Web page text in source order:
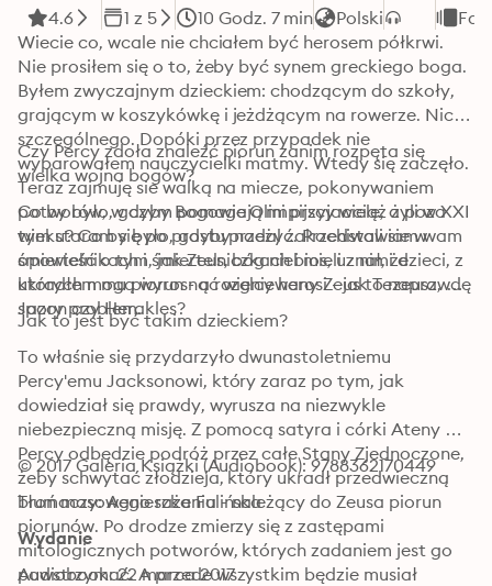
4.6 1 z 5 10 Godz. 7 min Polski
Wiecie co, wcale nie chciałem być herosem półkrwi.
Nie prosiłem się o to, żeby być synem greckiego boga.
Byłem zwyczajnym dzieckiem: chodzącym do szkoły,
grającym w koszykówkę i jeżdżącym na rowerze. Nic
szczególnego. Dopóki przez przypadek nie
wyparowałem nauczycielki matmy. Wtedy się zaczęło.
Teraz zajmuję sie walką na miecze, pokonywaniem
potworów, w czym pomagają mi przyjaciele, a poza
tym staram się po prostu przeżyć. Przedstawiam wam
opowieść o tym, jak Zeus, bóg niebios, uznał, że
ukradłem mu piorun - a rozgniewany Zeus to naprawdę
spory problem.
Czy Percy zdoła znaleźć piorun zanim rozpęta się
wielka wojna bogów?
Co by było, gdyby Bogowie Olimpijscy wciąż żyli w XXI
wieku? Co by było, gdyby nadal zakochiwali sie w
śmiertelnikach i śmiertelniczkach i mieli z nimi dzieci, z
których mogą wyrosnąć wielcy herosi - jak Tezeusz,
Jazon czy Herakles?
Jak to jest być takim dzieckiem?
To właśnie się przydarzyło dwunastoletniemu
Percy'emu Jacksonowi, który zaraz po tym, jak
dowiedział się prawdy, wyrusza na niezwykle
niebezpieczną misję. Z pomocą satyra i córki Ateny
Percy odbędzie podróż przez całe Stany Zjednoczone,
żeby schwytać złodzieja, który ukradł przedwieczną
broń masowego rażenia - należący do Zeusa piorun
piorunów. Po drodze zmierzy się z zastępami
mitologicznych potworów, których zadaniem jest go
powstrzymać. A przede wszystkim będzie musiał
© 2017 Galeria Książki (Audiobook): 9788362170449
Tłumaczy: Agnieszka Fulińska
Wydanie
Audiobook: 22 marca 2017